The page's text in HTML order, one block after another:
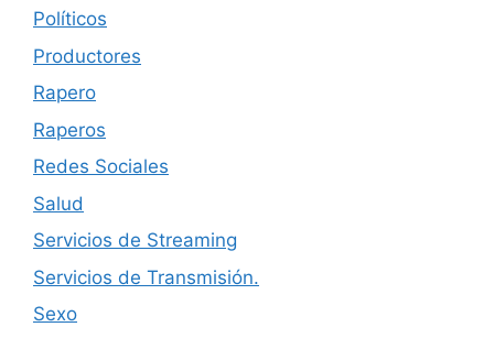
Políticos
Productores
Rapero
Raperos
Redes Sociales
Salud
Servicios de Streaming
Servicios de Transmisión.
Sexo